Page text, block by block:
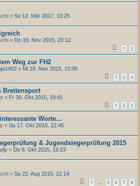
« So 12. Mär 2017, 13:25
« Do 19. Nov 2015, 23:12
1 2
Weg zur FH2
« Mi 18. Nov 2015, 10:00
1 2 3
Breitensport
« Fr 30. Okt 2015, 19:41
1 2 3
Worte...
« Sa 17. Okt 2015, 22:45
& Jugendsiegerprüfung 2015
« Do 8. Okt 2015, 19:23
« Sa 22. Aug 2015, 21:14
1 … 5 6 7 8